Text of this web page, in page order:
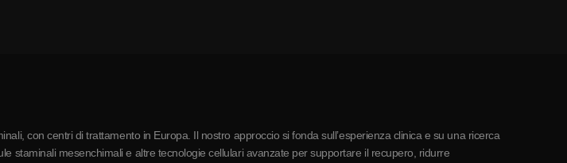
con centri di trattamento in Europa. Il nostro approccio si fonda sull’esperienza clinica e su una ricerca
staminali mesenchimali e altre tecnologie cellulari avanzate per supportare il recupero, ridurre